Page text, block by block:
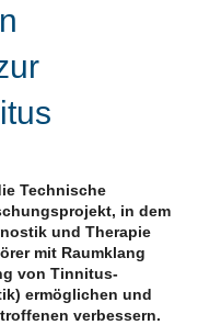
Technische
in dem
und Therapie
mit Raumklang
von Tinnitus-
ermöglichen und
verbessern.